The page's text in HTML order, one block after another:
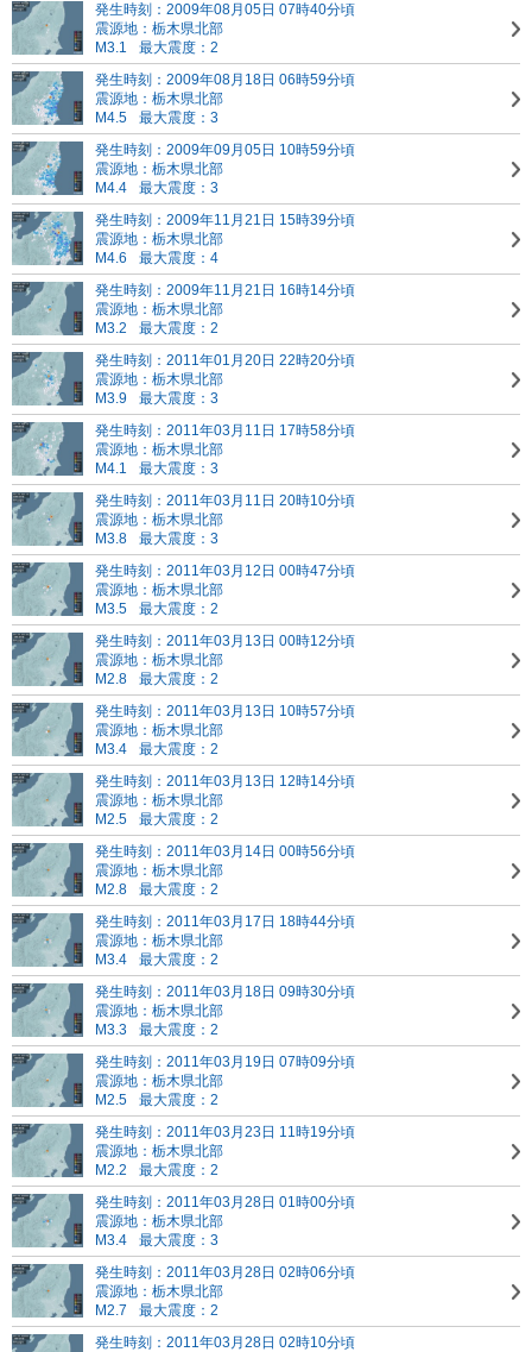
発生時刻：2009年08月05日 07時40分頃
震源地：栃木県北部
M3.1
最大震度：2
発生時刻：2009年08月18日 06時59分頃
震源地：栃木県北部
M4.5
最大震度：3
発生時刻：2009年09月05日 10時59分頃
震源地：栃木県北部
M4.4
最大震度：3
発生時刻：2009年11月21日 15時39分頃
震源地：栃木県北部
M4.6
最大震度：4
発生時刻：2009年11月21日 16時14分頃
震源地：栃木県北部
M3.2
最大震度：2
発生時刻：2011年01月20日 22時20分頃
震源地：栃木県北部
M3.9
最大震度：3
発生時刻：2011年03月11日 17時58分頃
震源地：栃木県北部
M4.1
最大震度：3
発生時刻：2011年03月11日 20時10分頃
震源地：栃木県北部
M3.8
最大震度：3
発生時刻：2011年03月12日 00時47分頃
震源地：栃木県北部
M3.5
最大震度：2
発生時刻：2011年03月13日 00時12分頃
震源地：栃木県北部
M2.8
最大震度：2
発生時刻：2011年03月13日 10時57分頃
震源地：栃木県北部
M3.4
最大震度：2
発生時刻：2011年03月13日 12時14分頃
震源地：栃木県北部
M2.5
最大震度：2
発生時刻：2011年03月14日 00時56分頃
震源地：栃木県北部
M2.8
最大震度：2
発生時刻：2011年03月17日 18時44分頃
震源地：栃木県北部
M3.4
最大震度：2
発生時刻：2011年03月18日 09時30分頃
震源地：栃木県北部
M3.3
最大震度：2
発生時刻：2011年03月19日 07時09分頃
震源地：栃木県北部
M2.5
最大震度：2
発生時刻：2011年03月23日 11時19分頃
震源地：栃木県北部
M2.2
最大震度：2
発生時刻：2011年03月28日 01時00分頃
震源地：栃木県北部
M3.4
最大震度：3
発生時刻：2011年03月28日 02時06分頃
震源地：栃木県北部
M2.7
最大震度：2
発生時刻：2011年03月28日 02時10分頃